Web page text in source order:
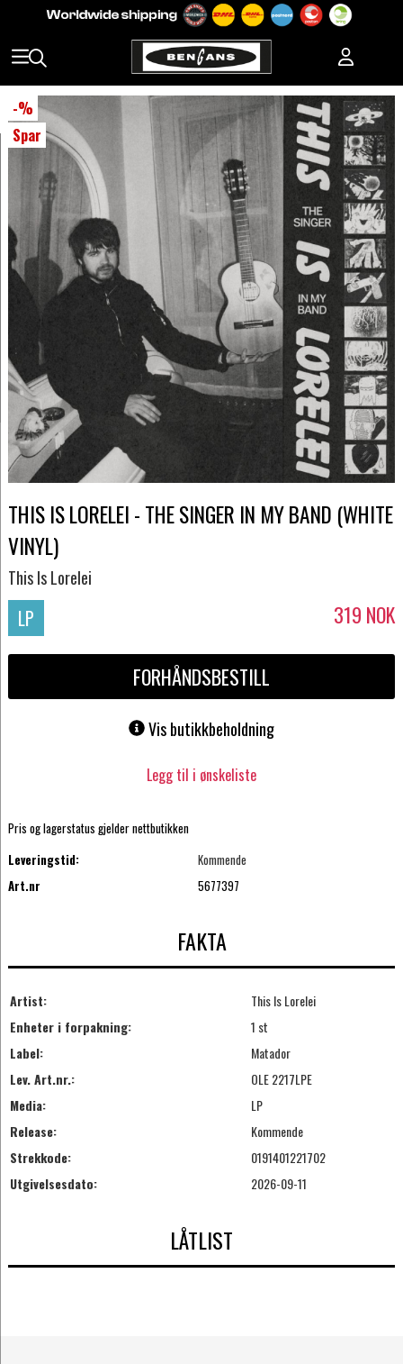
-%
Spar
THIS IS LORELEI - THE SINGER IN MY BAND (WHITE
VINYL)
This Is Lorelei
LP 319 NOK
FORHÅNDSBESTILL
Vis butikkbeholdning
Legg til i ønskeliste
Pris og lagerstatus gjelder nettbutikken
Leveringstid:
Kommende
Art.nr
5677397
FAKTA
Artist:
This Is Lorelei
Enheter i forpakning:
1 st
Label:
Matador
Lev. Art.nr.:
OLE 2217LPE
Media:
LP
Release:
Kommende
Strekkode:
0191401221702
Utgivelsesdato:
2026-09-11
LÅTLIST